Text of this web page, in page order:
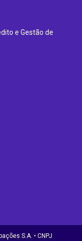
e Gestão de
S.A. • CNPJ